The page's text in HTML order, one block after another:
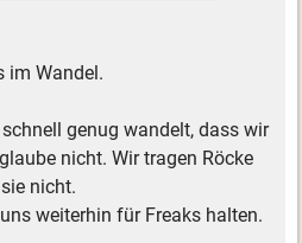
im Wandel.
genug wandelt, dass wir
nicht. Wir tragen Röcke
nicht.
weiterhin für Freaks halten.